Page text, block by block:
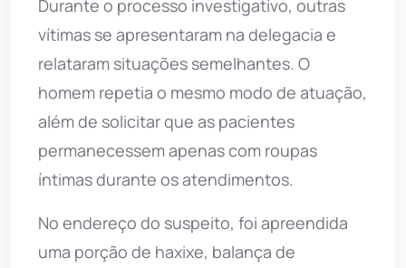
Durante o processo investigativo, outras
vítimas se apresentaram na delegacia e
relataram situações semelhantes. O
homem repetia o mesmo modo de atuação,
além de solicitar que as pacientes
permanecessem apenas com roupas
íntimas durante os atendimentos.
No endereço do suspeito, foi apreendida
uma porção de haxixe, balança de